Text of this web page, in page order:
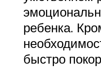
ребенка.
быстро